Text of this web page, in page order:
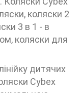
коляски 2
3 в 1 - в
коляски для
дитячих
Cybex